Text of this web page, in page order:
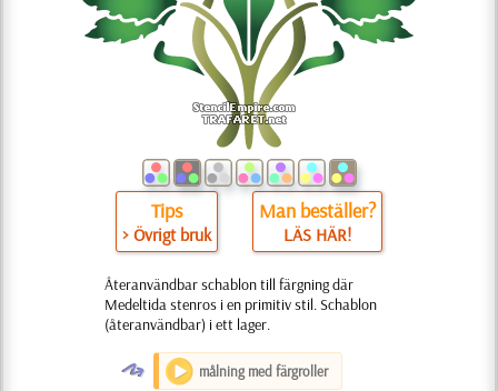
Tips
> Övrigt bruk
Man beställer?
LÄS HÄR!
Återanvändbar schablon till färgning där
Medeltida stenros i en primitiv stil. Schablon
(återanvändbar) i ett lager.
O målning med färgroller